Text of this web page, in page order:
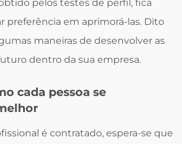
pelos testes de perfil, fica
preferência em aprimorá-las. Dito
maneiras de desenvolver as
dentro da sua empresa.
cada pessoa se
é contratado, espera-se que